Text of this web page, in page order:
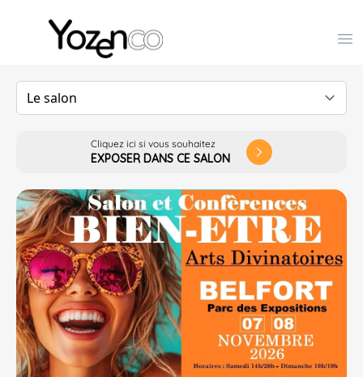
Yozenco - Organisateur de Salons, Evénements et
Cliquez ici si vous souhaitez
EXPOSER DANS CE SALON arrow_forward_ios